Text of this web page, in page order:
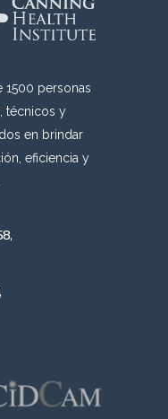
personas
técnicos y
en brindar
eficiencia y